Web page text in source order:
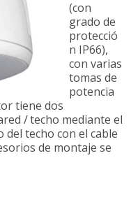
(con
grado de
protecció
n IP66),
con varias
tomas de
potencia
tiene dos
/ techo mediante el
techo con el cable
de montaje se